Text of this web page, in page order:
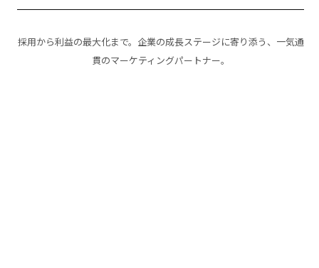
採用から利益の最大化まで。 企業の成長ステージに寄り添う、一気通
貫のマーケティングパートナー。